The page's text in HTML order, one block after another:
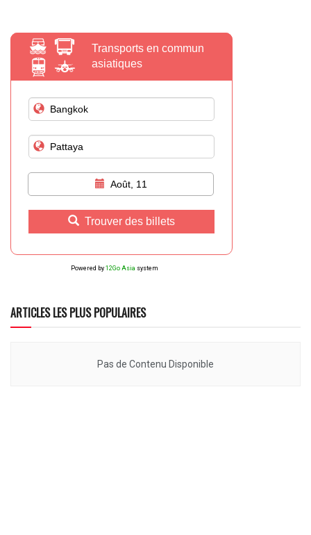
Transports en commun
asiatiques
Août, 11
Trouver des billets
Powered by 12Go Asia system
ARTICLES LES PLUS POPULAIRES
Pas de Contenu Disponible